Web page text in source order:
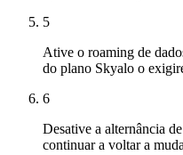
5
Ative o roaming de
do plano Skyalo o
6
Desative a alternância
continuar a voltar a